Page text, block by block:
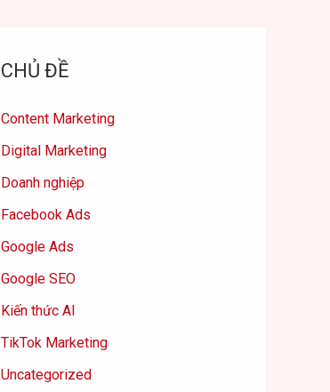
CHỦ ĐỀ
Content Marketing
Digital Marketing
Doanh nghiệp
Facebook Ads
Google Ads
Google SEO
Kiến thức AI
TikTok Marketing
Uncategorized